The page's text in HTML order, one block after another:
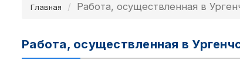
Главная Работа, осуществленная в
Работа, осуществленная в